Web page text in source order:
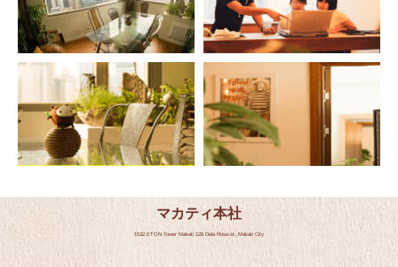
マカティ本社
1532,ETON Tower Makati 128 Dela Rosa st.,Makati City